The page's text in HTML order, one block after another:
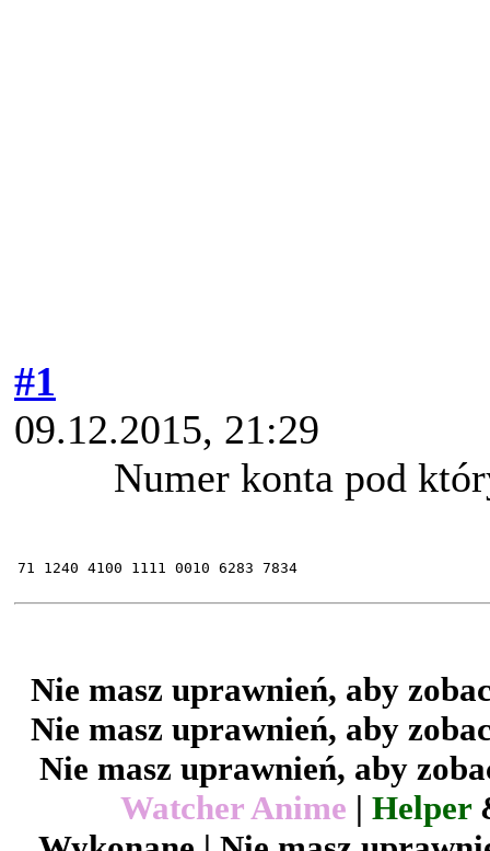
#1
09.12.2015, 21:29
Numer konta pod
71 1240 4100 1111 0010 6283 7834
Nie masz uprawnień, aby
Nie masz uprawnień, aby
Nie masz uprawnień, aby
Watcher Anime | Helper